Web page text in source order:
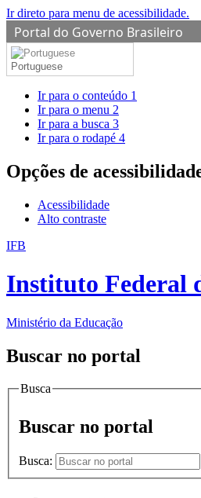
Ir direto para menu de acessibilidade.
Portal do Governo Brasileiro
Portuguese
Ir para o conteúdo 1
Ir para o menu 2
Ir para a busca 3
Ir para o rodapé 4
Opções de
Acessibilidade
Alto contraste
IFB
Instituto Federal
Ministério da Educação
Buscar no portal
Busca
Buscar no portal
Busca: